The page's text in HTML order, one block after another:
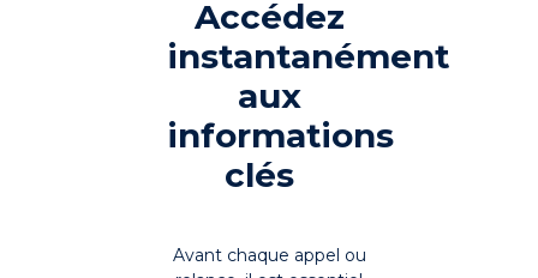
Accédez
instantanément
aux
informations
clés
Avant chaque appel ou